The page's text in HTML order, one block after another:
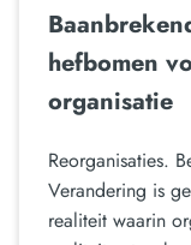
hefbomen
organisatie
Reorganisaties.
Verandering is
realiteit waarin